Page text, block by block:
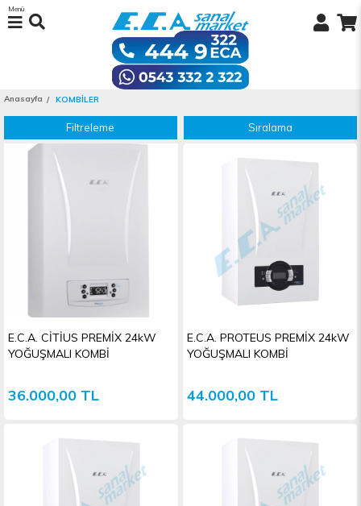
Menü
Anasayfa KOMBİLER
Filtreleme Sıralama
E.C.A. CİTİUS PREMİX 24kW
YOĞUŞMALI KOMBİ
36.000,00 TL
E.C.A. PROTEUS PREMİX 24kW
YOĞUŞMALI KOMBİ
44.000,00 TL